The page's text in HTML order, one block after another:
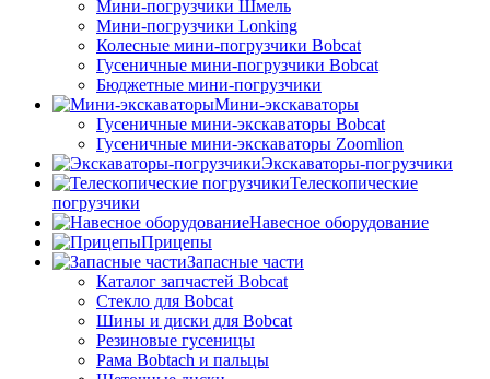
Мини-погрузчики Шмель
Мини-погрузчики Lonking
Колесные мини-погрузчики Bobcat
Гусеничные мини-погрузчики Bobcat
Бюджетные мини-погрузчики
Мини-экскаваторы
Гусеничные мини-экскаваторы Bobcat
Гусеничные мини-экскаваторы Zoomlion
Экскаваторы-погрузчики
Телескопические
погрузчики
Навесное оборудование
Прицепы
Запасные части
Каталог запчастей Bobcat
Стекло для Bobcat
Шины и диски для Bobcat
Резиновые гусеницы
Рама Bobtach и пальцы